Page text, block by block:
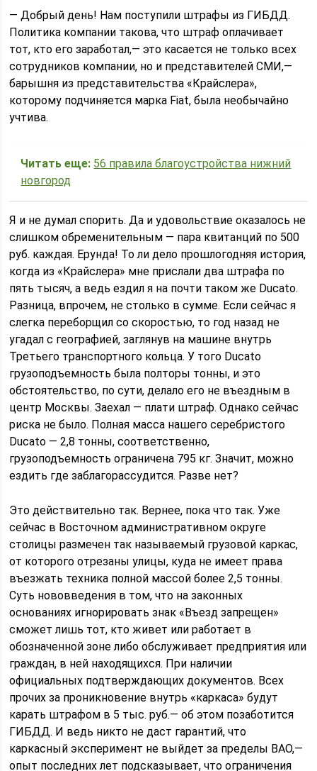
— Добрый день! Нам поступили штрафы из ГИБДД.
Политика компании такова, что штраф оплачивает
тот, кто его заработал,— это касается не только всех
сотрудников компании, но и представителей СМИ,—
барышня из представительства «Крайслера»,
которому подчиняется марка Fiat, была необычайно
учтива.
Читать еще: 56 правила благоустройства нижний
новгород
Я и не думал спорить. Да и удовольствие оказалось не
слишком обременительным — пара квитанций по 500
руб. каждая. Ерунда! То ли дело прошлогодняя история,
когда из «Крайслера» мне прислали два штрафа по
пять тысяч, а ведь ездил я на почти таком же Ducato.
Разница, впрочем, не столько в сумме. Если сейчас я
слегка переборщил со скоростью, то год назад не
угадал с географией, заглянув на машине внутрь
Третьего транспортного кольца. У того Ducato
грузоподъемность была полторы тонны, и это
обстоятельство, по сути, делало его не въездным в
центр Москвы. Заехал — плати штраф. Однако сейчас
риска не было. Полная масса нашего серебристого
Ducato — 2,8 тонны, соответственно,
грузоподъемность ограничена 795 кг. Значит, можно
ездить где заблагорассудится. Разве нет?
Это действительно так. Вернее, пока что так. Уже
сейчас в Восточном административном округе
столицы размечен так называемый грузовой каркас,
от которого отрезаны улицы, куда не имеет права
въезжать техника полной массой более 2,5 тонны.
Суть нововведения в том, что на законных
основаниях игнорировать знак «Въезд запрещен»
сможет лишь тот, кто живет или работает в
обозначенной зоне либо обслуживает предприятия или
граждан, в ней находящихся. При наличии
официальных подтверждающих документов. Всех
прочих за проникновение внутрь «каркаса» будут
карать штрафом в 5 тыс. руб.— об этом позаботится
ГИБДД. И ведь никто не даст гарантий, что
каркасный эксперимент не выйдет за пределы ВАО,—
опыт последних лет подсказывает, что ограничения